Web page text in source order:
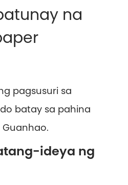
na
pagsusuri sa
batay sa pahina
ideya ng